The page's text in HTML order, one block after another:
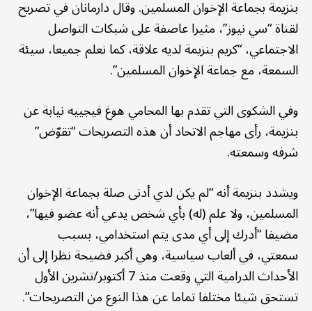
بنزيمة بجماعة الإخوان المسلمين. وقال دارمانان في تصريح
لقناة “سي نيوز”، مثيرا عاصفة على شبكات التواصل
الاجتماعي، “كريم بنزيمة لديه علاقة، كما نعلم جميعا، سيئة
السمعة، مع جماعة الإخوان المسلمين”.
وفي الشكوى التي تقدم بها المحامي هوغ فيجييه نيابة عن
بنزيمة، رأى مهاجم الاتحاد أن هذه التصريحات “تقوّض”
شرفه وسمعته.
ويشدد بنزيمة أنه “لم يكن لدي أدنى صلة بجماعة الإخوان
المسلمين، ولا علم (له) بأي شخص يدعي أنه عضو فيها”،
مضيفا “أدرك إلى أي مدى يتم استخدامي، بسبب
سمعتي، في ألعاب سياسية، وهي أكبر فضيحة نظرا إلى أن
الأحداث الدرامية التي وقعت منذ 7 أكتوبر/تشرين الأول
تستحق شيئا مختلفا تماما عن هذا النوع من التصريحات”.